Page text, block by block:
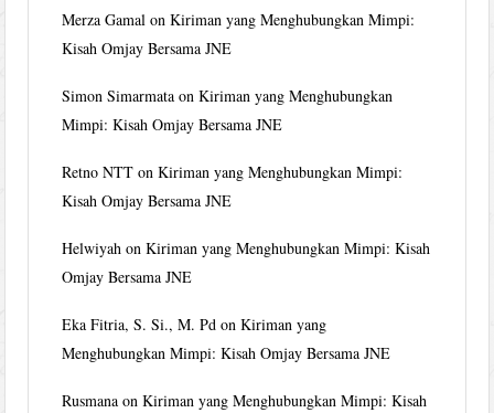
Merza Gamal onKiriman yang Menghubungkan Mimpi:
Kisah Omjay Bersama JNE
Simon Simarmata onKiriman yang Menghubungkan
Mimpi: Kisah Omjay Bersama JNE
Retno NTT onKiriman yang Menghubungkan Mimpi:
Kisah Omjay Bersama JNE
Helwiyah onKiriman yang Menghubungkan Mimpi: Kisah
Omjay Bersama JNE
Eka Fitria, S. Si., M. Pd onKiriman yang
Menghubungkan Mimpi: Kisah Omjay Bersama JNE
Rusmana onKiriman yang Menghubungkan Mimpi: Kisah